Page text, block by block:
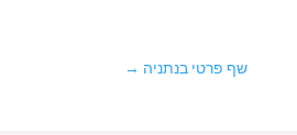
שף פרטי בנתניה →